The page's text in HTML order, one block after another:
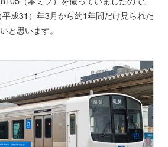
成31）年3月から約1年間だけ見られた
と思います。